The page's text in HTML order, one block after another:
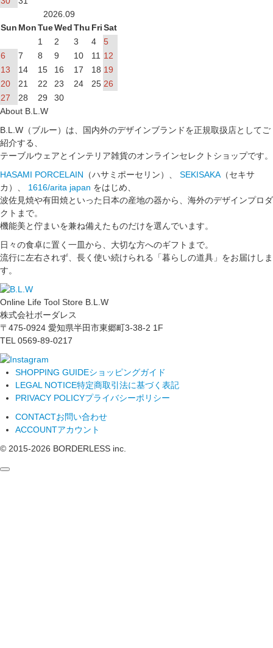
2026.09
Sun MonTueWedThu FriSat
1
2 3 4
5
6
7 8 9 10 11 12
13
14 15 16 17 18 19
20
21 22 23 24 25 26
27
28 29
30
About B.L.W
B.L.W（ブルー）は、国内外のデザインブランドを正規取扱店としてご
紹介する、
テーブルウェアとインテリア雑貨のオンラインセレクトショップです。
HASAMI PORCELAIN （ハサミポーセリン）、 SEKISAKA（セキサ
カ）、 1616/arita japan をはじめ、
波佐見焼や有田焼といった日本の産地の器から、海外のデザインプロダ
クトまで。
機能美と佇まいを兼ね備えたものだけを選んでいます。
日々の食卓に置く一皿から、大切な方へのギフトまで。
流行に左右されず、長く使い続けられる「暮らしの道具」をお届けしま
す。
Online Life Tool Store B.L.W
株式会社ボーダレス
〒475-0924 愛知県半田市東郷町3-38-2 1F
TEL 0569-89-0217
SHOPPING GUIDEショッピングガイド
LEGAL NOTICE特定商取引法に基づく表記
PRIVACY POLICYプライバシーポリシー
CONTACTお問い合わせ
ACCOUNTアカウント
© 2015-2026 BORDERLESS inc.